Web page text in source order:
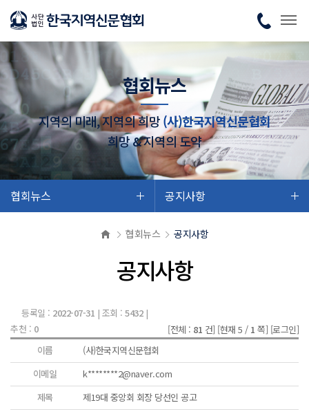
협회뉴스
지역의 미래, 지역의 희망(사)한국지역신문협회
희망 & 지역의 도약
협회뉴스 공지사항
협회뉴스 공지사항
공지사항
등록일 : 2022-07-31 | 조회 : 5432|
추천 : 0 [전체 : 81 건] [현재 5 / 1 쪽] [로그인]
이름
(사)한국지역신문협회
이메일
k********2@naver.com
제목
제19대 중앙회 회장 당선인 공고